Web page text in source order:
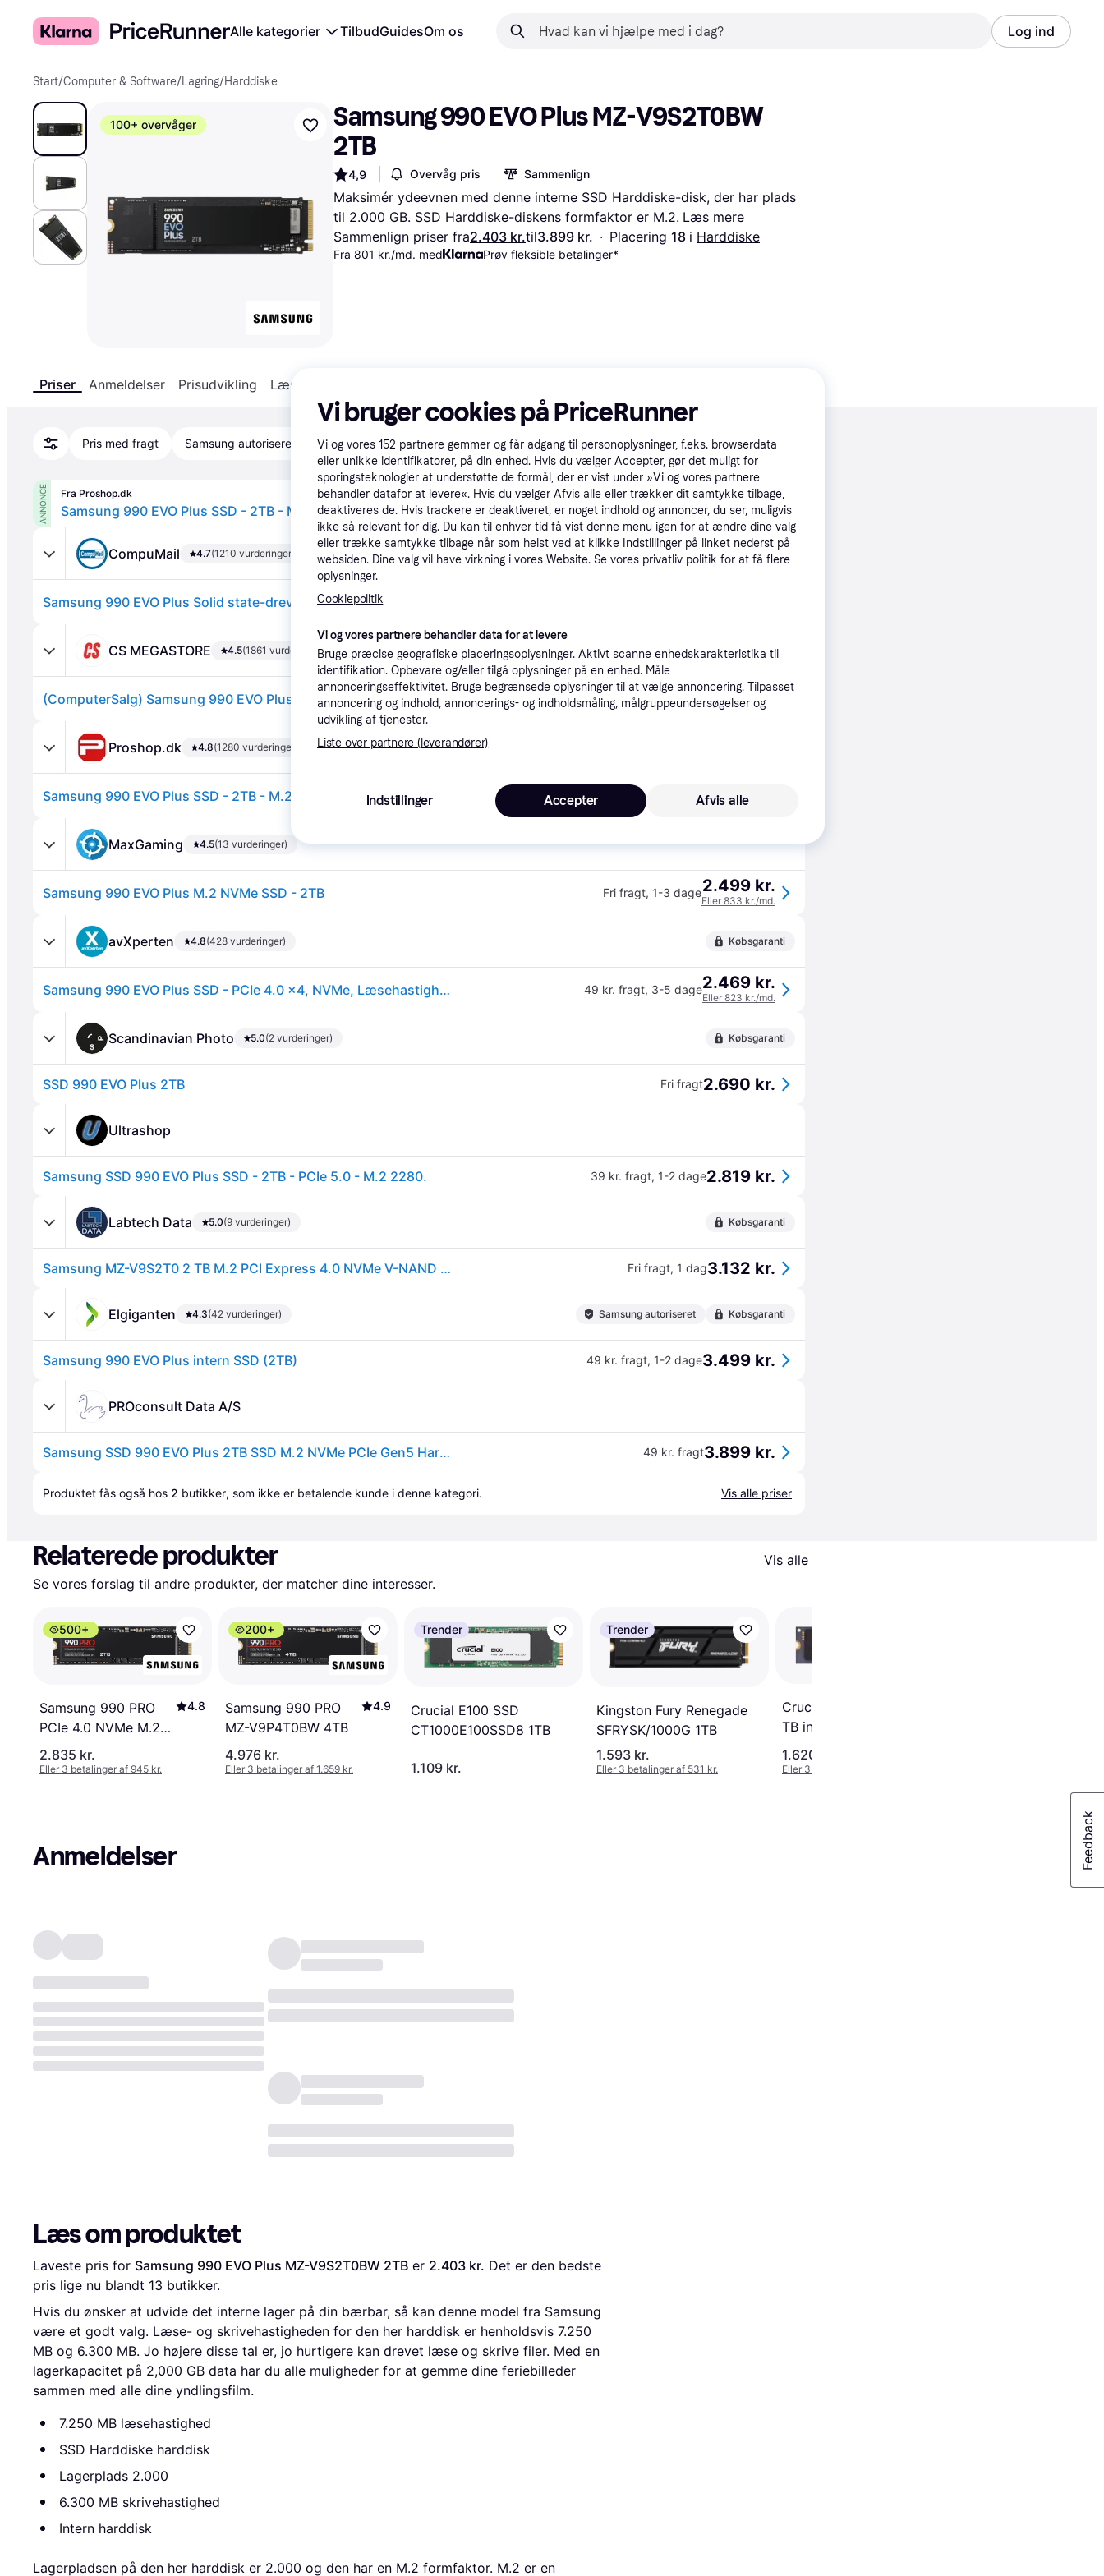
Alle kategorier TilbudGuidesOm os Log ind
Start/Computer & Software/Lagring/Harddiske
100+ overvåger
Samsung 990 EVO Plus MZ-V9S2T0BW
2TB
4,9 Overvåg pris Sammenlign
Maksimér ydeevnen med denne interne SSD Harddiske-disk, der har plads
til 2.000 GB. SSD Harddiske-diskens formfaktor er M.2. Læs mere
Sammenlign priser fra2.403 kr.til3.899 kr. · Placering 18 i Harddiske
Fra 801 kr./md. med Prøv fleksible betalinger*
Priser Anmeldelser Prisudvikling Læs om produktet
Pris med fragt Samsung autoriseret Promoveret
ANNONCE Fra Proshop.dk
Samsung 990 EVO Plus SSD - 2TB - M.2 2280 - PCIe 4.0 Fri fragt 2.417 kr.
Eller 806 kr./md.
CompuMail 4.7(1210 vurderinger) Købsgaranti
CS MEGASTORE 4.5(1861 vurderinger) Samsung autoriseret Købsgaranti
(ComputerSalg) Samsung 990 EVO Plus MZ-V9S2T0 - SSD - krypteret - 2 TB - intern - M.2 2280 - PCIe 5.0 x2 (NVMe) - 256-bit AES - TCG Opal Encryption 2.0 Fri fragt,4-5 dage2.414 kr.
Eller 805 kr./md.
Proshop.dk 4.8(1280 vurderinger)
Samsung 990 EVO Plus SSD - 2TB - M.2 2280 - PCIe 4.0 Fri fragt, 3-4 dage
Eller 806 kr./md.
MaxGaming 4.5(13 vurderinger)
Samsung 990 EVO Plus M.2 NVMe SSD - 2TB Fri fragt, 1-3 dage2.499 kr.
Eller 833 kr./md.
avXperten 4.8(428 vurderinger) Købsgaranti
Samsung 990 EVO Plus SSD - PCIe 4.0 x4, NVMe, Læsehastighed: 7250 MB/s - 2TB 49 kr. fragt, 3-5 dage2.469 kr.
Eller 823 kr./md.
Scandinavian Photo 5.0(2 vurderinger) Købsgaranti
SSD 990 EVO Plus 2TB Fri fragt2.690 kr.
Ultrashop
Samsung SSD 990 EVO Plus SSD - 2TB - PCIe 5.0 - M.2 2280. 39 kr. fragt, 1-2 dage2.819 kr.
Labtech Data 5.0(9 vurderinger) Købsgaranti
Samsung MZ-V9S2T0 2 TB M.2 PCI Express 4.0 NVMe V-NAND TLC Fri fragt, 1 dag3.132 kr.
Elgiganten 4.3(42 vurderinger) Samsung autoriseret Købsgaranti
Samsung 990 EVO Plus intern SSD (2TB) 49 kr. fragt, 1-2 dage3.499 kr.
PROconsult Data A/S
Samsung SSD 990 EVO Plus 2TB SSD M.2 NVMe PCIe Gen5 Harddisk. 49 kr. fragt3.899 kr.
Produktet fås også hos 2 butikker, som ikke er betalende kunde i denne kategori. Vis alle priser
Relaterede produkter
Vis alle
Se vores forslag til andre produkter, der matcher dine interesser.
500+
Samsung 990 PRO
PCIe 4.0 NVMe M.2
SSD 2TB
4.8
2.835 kr.
Eller 3 betalinger af 945 kr.
200+
Samsung 990 PRO
MZ-V9P4T0BW 4TB
4.9
4.976 kr.
Eller 3 betalinger af 1.659 kr.
Trender
Crucial E100 SSD
CT1000E100SSD8 1TB
1.109 kr.
Trender
Kingston Fury Renegade
SFRYSK/1000G 1TB
1.593 kr.
Eller 3 betalinger af 531 kr.
Crucial T500 SSD 1
TB intern PCIe 4.0
NVMe
1.620 kr.
Eller 3 betalinger af 540 kr.
Anmeldelser
Læs om produktet
Laveste pris for Samsung 990 EVO Plus MZ-V9S2T0BW 2TB er 2.403 kr. Det er den bedste
pris lige nu blandt 13 butikker.
Hvis du ønsker at udvide det interne lager på din bærbar, så kan denne model fra Samsung
være et godt valg. Læse- og skrivehastigheden for den her harddisk er henholdsvis 7.250
MB og 6.300 MB. Jo højere disse tal er, jo hurtigere kan drevet læse og skrive filer. Med en
lagerkapacitet på 2,000 GB data har du alle muligheder for at gemme dine feriebilleder
sammen med alle dine yndlingsfilm.
7.250 MB læsehastighed
SSD Harddiske harddisk
Lagerplads 2.000
6.300 MB skrivehastighed
Intern harddisk
Lagerpladsen på den her harddisk er 2.000 og den har en M.2 formfaktor. M.2 er en
Vi bruger cookies på PriceRunner
Vi og vores 152 partnere gemmer og får adgang til personoplysninger, f.eks. browserdata
eller unikke identifikatorer, på din enhed. Hvis du vælger Accepter, gør det muligt for
sporingsteknologier at understøtte de formål, der er vist under »Vi og vores partnere
behandler datafor at levere«. Hvis du vælger Afvis alle eller trækker dit samtykke tilbage,
deaktiveres de. Hvis trackere er deaktiveret, er noget indhold og annoncer, du ser, muligvis
ikke så relevant for dig. Du kan til enhver tid få vist denne menu igen for at ændre dine valg
eller trække samtykke tilbage når som helst ved at klikke Indstillinger på linket nederst på
websiden. Dine valg vil have virkning i vores Website. Se vores privatliv politik for at få flere
oplysninger.
Cookiepolitik
Vi og vores partnere behandler data for at levere
Bruge præcise geografiske placeringsoplysninger. Aktivt scanne enhedskarakteristika til
identifikation. Opbevare og/eller tilgå oplysninger på en enhed. Måle
annonceringseffektivitet. Bruge begrænsede oplysninger til at vælge annoncering. Tilpasset
annoncering og indhold, annoncerings- og indholdsmåling, målgruppeundersøgelser og
udvikling af tjenester.
Liste over partnere (leverandører)
Indstillinger Afvis alle
Accepter